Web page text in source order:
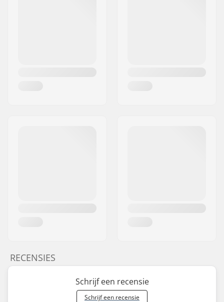
RECENSIES
Schrijf een recensie
Schrijf een recensie